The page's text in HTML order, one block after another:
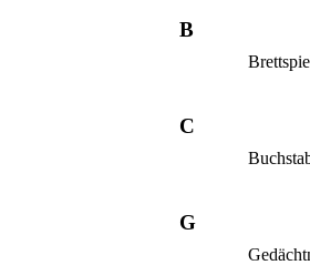
B
C
G